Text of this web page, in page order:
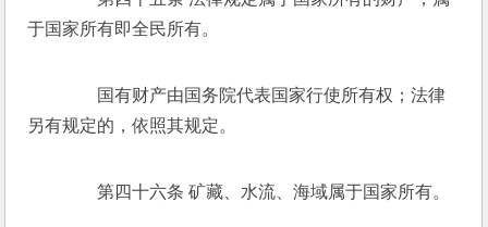
于国家所有即全民所有。
国有财产由国务院代表国家行使所有权；法律
另有规定的，依照其规定。
第四十六条 矿藏、水流、海域属于国家所有。